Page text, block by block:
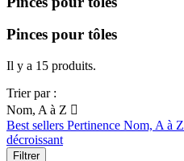
Pinces pour tôles
Il y a 15 produits.
Trier par :
Nom, A à Z 
Best sellers Pertinence Nom, A à Z
décroissant
Filtrer